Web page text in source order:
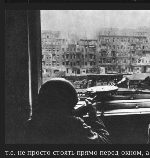
т.е. не просто стоять прямо перед окном,